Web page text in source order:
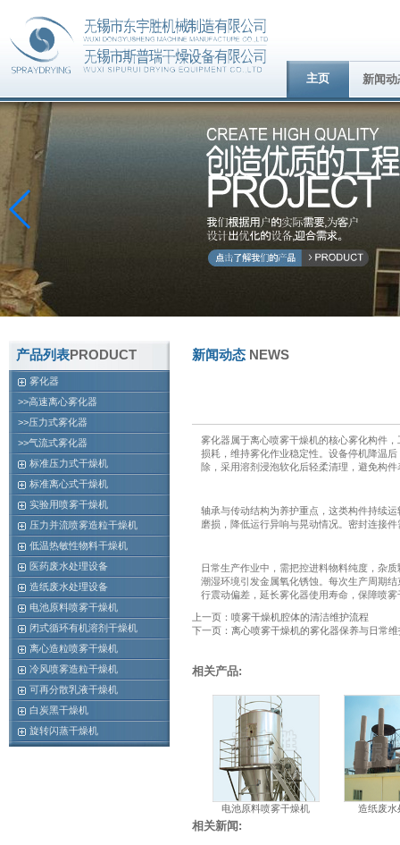
主页 新闻动
产品列表PRODUCT
雾化器
>>高速离心雾化器
>>压力式雾化器
>>气流式雾化器
标准压力式干燥机
标准离心式干燥机
实验用喷雾干燥机
压力并流喷雾造粒干燥机
低温热敏性物料干燥机
医药废水处理设备
造纸废水处理设备
电池原料喷雾干燥机
闭式循环有机溶剂干燥机
离心造粒喷雾干燥机
冷风喷雾造粒干燥机
可再分散乳液干燥机
白炭黑干燥机
旋转闪蒸干燥机
新闻动态 NEWS
雾化器属于离心喷雾干燥机的核心雾化构件
损耗，维持雾化作业稳定性。设备停机降温
除，采用溶剂浸泡软化后轻柔清理，避免构
轴承与传动结构为养护重点，这类构件持续
磨损，降低运行异响与晃动情况。密封连接
日常生产作业中，需把控进料物料纯度，杂
潮湿环境引发金属氧化锈蚀。每次生产周期
行震动偏差，延长雾化器使用寿命，保障喷
上一页：喷雾干燥机腔体的清洁维护流程
下一页：离心喷雾干燥机的雾化器保养与日常维
相关产品:
电池原料喷雾干燥机 造纸废水
相关新闻: